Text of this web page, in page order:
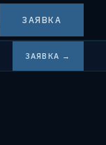
ЗАЯВКА
ЗАЯВКА →